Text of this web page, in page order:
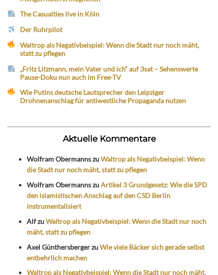
The Casualties live in Köln
Der Ruhrpilot
Waltrop als Negativbeispiel: Wenn die Stadt nur noch mäht,
statt zu pflegen
„Fritz Litzmann, mein Vater und ich“ auf 3sat – Sehenswerte
Pause-Doku nun auch im Free-TV
Wie Putins deutsche Lautsprecher den Leipziger
Drohnenanschlag für antiwestliche Propaganda nutzen
Aktuelle Kommentare
Wolfram ObermannszuWaltrop als Negativbeispiel: Wenn
die Stadt nur noch mäht, statt zu pflegen
Wolfram ObermannszuArtikel 3 Grundgesetz: Wie die SPD
den islamistischen Anschlag auf den CSD Berlin
instrumentalisiert
AlfzuWaltrop als Negativbeispiel: Wenn die Stadt nur noch
mäht, statt zu pflegen
Axel GünthersbergerzuWie viele Bäcker sich gerade selbst
entbehrlich machen
Waltrop als Negativbeispiel: Wenn die Stadt nur noch mäht,